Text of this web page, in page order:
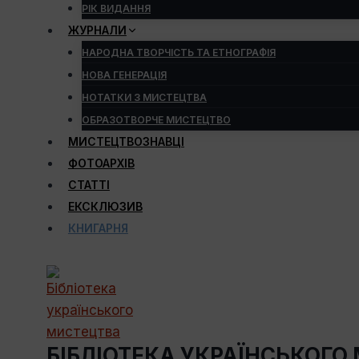
РІК ВИДАННЯ
ЖУРНАЛИ
НАРОДНА ТВОРЧІСТЬ ТА ЕТНОГРАФІЯ
НОВА ГЕНЕРАЦІЯ
НОТАТКИ З МИСТЕЦТВА
ОБРАЗОТВОРЧЕ МИСТЕЦТВО
МИСТЕЦТВОЗНАВЦІ
ФОТОАРХІВ
СТАТТІ
ЕКСКЛЮЗИВ
КНИГАРНЯ